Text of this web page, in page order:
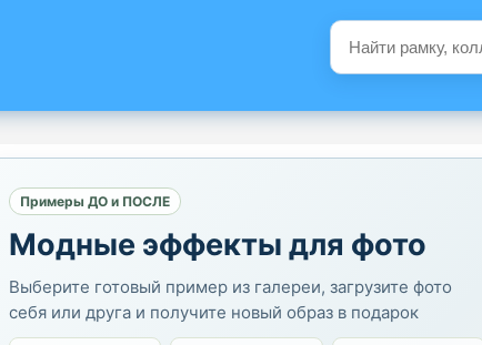
Примеры ДО и ПОСЛЕ
Модные эффекты для фото
Выберите готовый пример из галереи, загрузите фото
себя или друга и получите новый образ в подарок